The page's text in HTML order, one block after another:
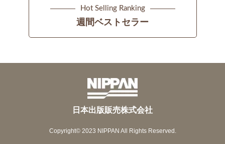
Hot Selling Ranking
週間ベストセラー
日本出版販売株式会社
Copyright© 2023 NIPPAN All Rights Reserved.